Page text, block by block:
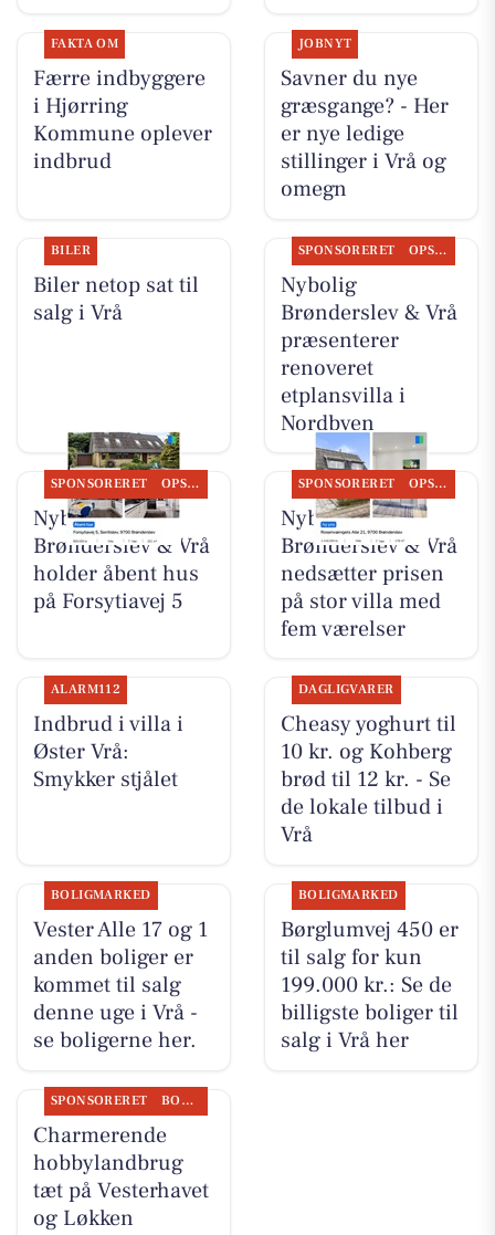
FAKTA OM
Færre indbyggere
i Hjørring
Kommune oplever
indbrud
JOBNYT
Savner du nye
græsgange? - Her
er nye ledige
stillinger i Vrå og
omegn
BILER
Biler netop sat til
salg i Vrå
SPONSORERET OPSLAGSTAVLEN
Nybolig
Brønderslev & Vrå
præsenterer
renoveret
etplansvilla i
Nordbyen
SPONSORERET OPSLAGSTAVLEN
Nybolig
Brønderslev & Vrå
holder åbent hus
på Forsytiavej 5
SPONSORERET OPSLAGSTAVLEN
Nybolig
Brønderslev & Vrå
nedsætter prisen
på stor villa med
fem værelser
ALARM112
Indbrud i villa i
Øster Vrå:
Smykker stjålet
DAGLIGVARER
Cheasy yoghurt til
10 kr. og Kohberg
brød til 12 kr. - Se
de lokale tilbud i
Vrå
BOLIGMARKED
Vester Alle 17 og 1
anden boliger er
kommet til salg
denne uge i Vrå -
se boligerne her.
BOLIGMARKED
Børglumvej 450 er
til salg for kun
199.000 kr.: Se de
billigste boliger til
salg i Vrå her
SPONSORERET BOLIGMARKED
Charmerende
hobbylandbrug
tæt på Vesterhavet
og Løkken